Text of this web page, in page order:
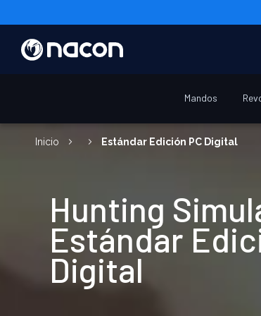
Mandos
Inicio Estándar Edición PC Digital
Hunting
Estándar
Digital